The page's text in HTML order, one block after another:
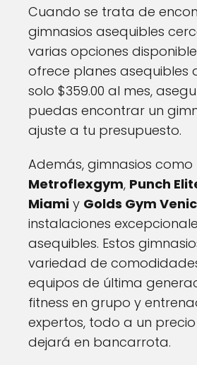
Cuando se trata de
gimnasios asequibles
varias opciones
ofrece planes asequibles
solo $359.00 al mes,
puedas encontrar un
ajuste a tu presupuesto.
Además, gimnasios como
Metroflexgym, Punch
Miami y Golds Gym
instalaciones
asequibles. Estos
variedad de
equipos de última
fitness en grupo y
expertos, todo a un
dejará en bancarrota.